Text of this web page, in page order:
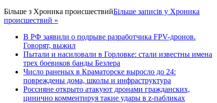
Більше з Хроника происшествийБільше записів у Хроника
происшествий »
В РФ заявили о подрыве разработчика FPV-дронов.
Говорят, выжил
Пытали и насиловали в Горловке: стали известны имена
трех боевиков банды Безлера
Число раненых в Краматорске выросло до 24:
повреждены дома, школы и инфраструктура
Россияне открыто атакуют дронами гражданских,
цинично комментируя такие удары в z-пабликах